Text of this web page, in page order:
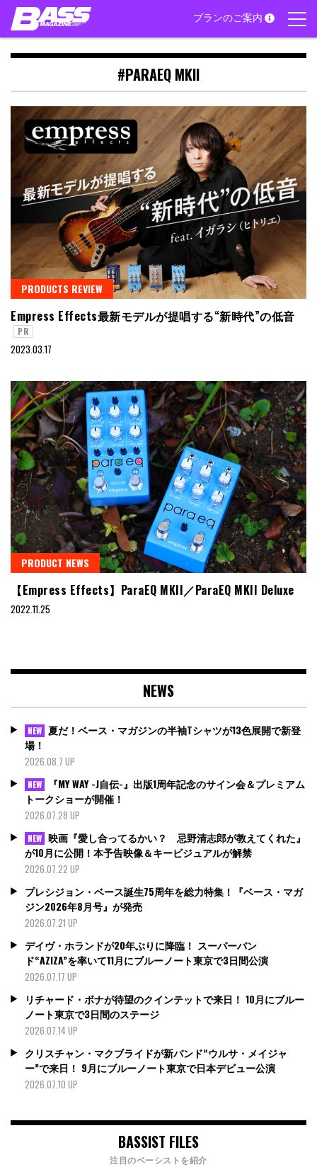
Skip
content
プランのご案内
#PARAEQ MKII
PRODUCTS REVIEW
Empress Effects最新モデルが提唱する“新時代”の低音
PR
2023.03.17
PRODUCT NEWS
【Empress Effects】ParaEQ MKII／ParaEQ MKII Deluxe
2022.11.25
NEWS
NEW 夏だ！ベース・マガジンの半袖Tシャツが13色展開で新登
場！
2026.08.7 UP
NEW
『MY WAY -J自伝-』出版1周年記念のサイン会＆プレミアム
トークショーが開催！
2026.07.28 UP
NEW 映画『愛し合ってるかい？ 忌野清志郎が教えてくれた』
が10月に公開！本予告映像＆キービジュアルが解禁
2026.07.22 UP
プレシジョン・ベース誕生75周年を総力特集！『ベース・マガ
ジン2026年8月号』が発売
2026.07.21 UP
デイヴ・ホランドが20年ぶりに降臨！ スーパーバン
ド“AZIZA”を率いて11月にブルーノート東京で3日間公演
2026.07.17 UP
リチャード・ボナが待望のクインテットで来日！ 10月にブルー
ノート東京で3日間のステージ
2026.07.14 UP
クリスチャン・マクブライドが新バンド“ウルサ・メイジャ
ー”で来日！ 9月にブルーノート東京で日本デビュー公演
2026.07.10 UP
BASSIST FILES
注目のベーシストを紹介